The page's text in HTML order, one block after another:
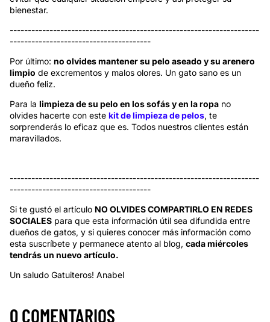
bienestar.
---------------------------------------------------------------------
---------------------------------------
Por último: no olvides mantener su pelo aseado y su arenero
limpio de excrementos y malos olores. Un gato sano es un
dueño feliz.
Para la limpieza de su pelo en los sofás y en la ropa no
olvides hacerte con este kit de limpieza de pelos, te
sorprenderás lo eficaz que es. Todos nuestros clientes están
maravillados.
---------------------------------------------------------------------
---------------------------------------
Si te gustó el artículo NO OLVIDES COMPARTIRLO EN REDES
SOCIALES para que esta información útil sea difundida entre
dueños de gatos, y si quieres conocer más información como
esta suscríbete y permanece atento al blog, cada miércoles
tendrás un nuevo artículo.
Un saludo Gatuiteros! Anabel
0 COMENTARIOS